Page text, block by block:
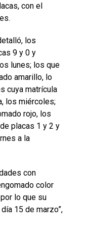
con el
los
9 y 0 y
lunes; los que
amarillo, lo
cuya matrícula
los miércoles;
rojo, los
placas 1 y 2 y
a la
con
color
lo que su
15 de marzo”,